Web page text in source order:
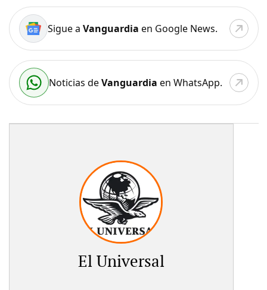
Sigue a Vanguardia en Google News.
Noticias deVanguardia en WhatsApp.
El Universal